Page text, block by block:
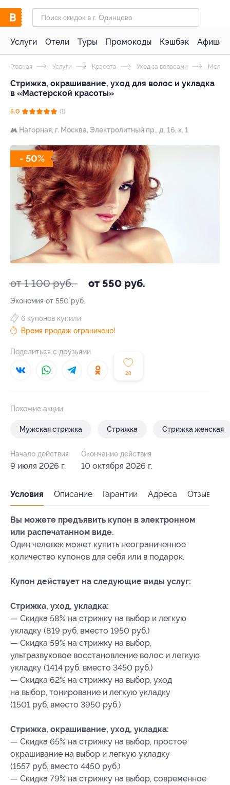
Услуги Отели Туры Промокоды Кэшбэк Афиша
Главная Услуги Красота Уход за волосами
Стрижка, окрашивание, уход для волос и укладка
в «Мастерской красоты»
5.0 (1)
Нагорная, г. Москва, Электролитный пр., д. 16, к. 1
- 50%
от 1 100 руб. от 550 руб.
Экономия от 550 руб.
20
6 купонов купили
Время продаж ограничено!
Поделиться с друзьями
Похожие акции
Мужская стрижка Стрижка Стрижка женская
Начало действия
9 июля 2026 г.
Окончание действия
10 октября 2026 г.
Условия Описание Гарантии Адреса Отзывы
Вы можете предъявить купон в электронном
или распечатанном виде.
Один человек может купить неограниченное
количество купонов для себя или в подарок.
Купон действует на следующие виды услуг:
Стрижка, уход, укладка:
— Скидка 58% на стрижку на выбор и легкую
укладку (819 руб. вместо 1950 руб.)
— Скидка 59% на стрижку на выбор,
ультразвуковое восстановление волос и легкую
укладку (1414 руб. вместо 3450 руб.)
— Скидка 62% на стрижку на выбор, уход
на выбор, тонирование и легкую укладку
(1501 руб. вместо 3950 руб.)
Стрижка, окрашивание, уход, укладка:
— Скидка 65% на стрижку на выбор, простое
окрашивание на выбор и легкую укладку
(1557 руб. вместо 4450 руб.)
— Скидка 79% на стрижку на выбор, современное